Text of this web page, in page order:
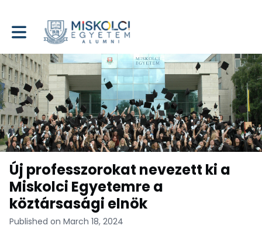
Toggle main navigation
Új professzorokat nevezett ki a
Miskolci Egyetemre a
köztársasági elnök
Published on March 18, 2024